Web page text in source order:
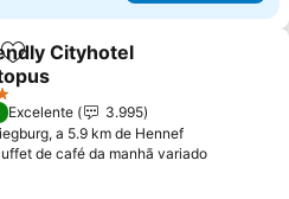
Adicionar aos favoritos
Cityhotel
Excelente
3.995
a 5.9 km de Hennef
de café da manhã variadoVer